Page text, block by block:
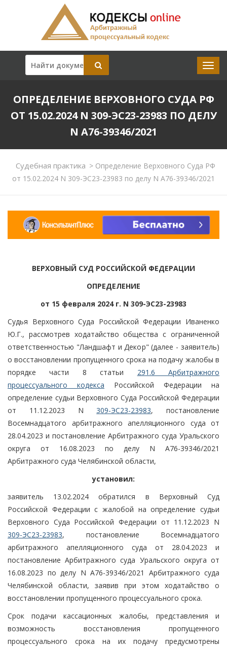
ОПРЕДЕЛЕНИЕ ВЕРХОВНОГО СУДА РФ
ОТ 15.02.2024 N 309-ЭС23-23983 ПО ДЕЛУ
N А76-39346/2021
Судебная практика >Определение Верховного Суда РФ
от 15.02.2024 N 309-ЭС23-23983 по делу N А76-39346/2021
ВЕРХОВНЫЙ СУД РОССИЙСКОЙ ФЕДЕРАЦИИ
ОПРЕДЕЛЕНИЕ
от 15 февраля 2024 г. N 309-ЭС23-23983
Судья Верховного Суда Российской Федерации Иваненко
Ю.Г., рассмотрев ходатайство общества с ограниченной
ответственностью "Ландшафт и Декор" (далее - заявитель)
о восстановлении пропущенного срока на подачу жалобы в
порядке части 8 статьи 291.6 Арбитражного
процессуального кодекса Российской Федерации на
определение судьи Верховного Суда Российской Федерации
от 11.12.2023 N309-ЭС23-23983, постановление
Восемнадцатого арбитражного апелляционного суда от
28.04.2023 и постановление Арбитражного суда Уральского
округа от 16.08.2023 по делу N А76-39346/2021
Арбитражного суда Челябинской области,
установил:
заявитель 13.02.2024 обратился в Верховный Суд
Российской Федерации с жалобой на определение судьи
Верховного Суда Российской Федерации от 11.12.2023 N
309-ЭС23-23983, постановление Восемнадцатого
арбитражного апелляционного суда от 28.04.2023 и
постановление Арбитражного суда Уральского округа от
16.08.2023 по делу N А76-39346/2021 Арбитражного суда
Челябинской области, заявив при этом ходатайство о
восстановлении пропущенного процессуального срока.
Срок подачи кассационных жалобы, представления и
возможность восстановления пропущенного
процессуального срока на их подачу предусмотрены